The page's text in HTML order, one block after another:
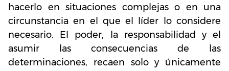
hacerlo en situaciones complejas o en una
circunstancia en el que el líder lo considere
necesario. El poder, la responsabilidad y el
asumir las consecuencias de las
determinaciones, recaen solo y únicamente